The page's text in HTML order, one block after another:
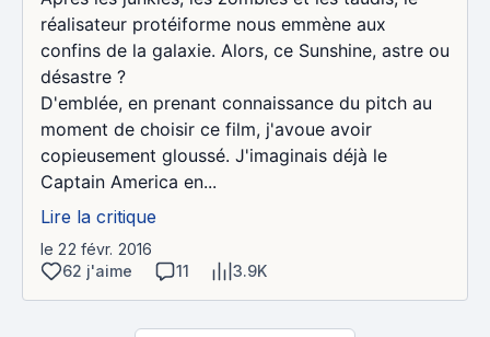
réalisateur protéiforme nous emmène aux
confins de la galaxie. Alors, ce Sunshine, astre ou
désastre ?
D'emblée, en prenant connaissance du pitch au
moment de choisir ce film, j'avoue avoir
copieusement gloussé. J'imaginais déjà le
Captain America en...
Lire la critique
le 22 févr. 2016
62 j'aime
11 3.9K